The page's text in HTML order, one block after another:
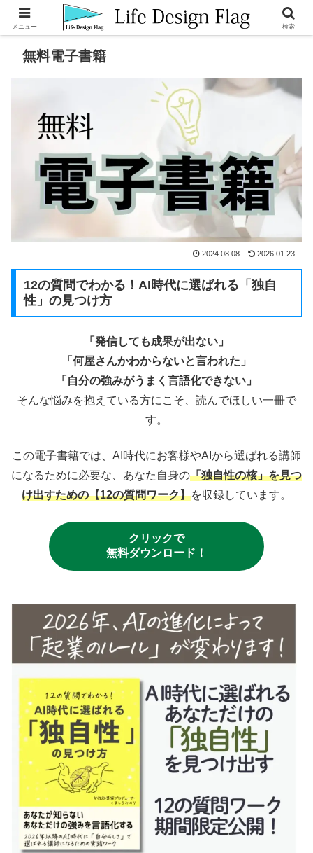
無料電子書籍
2024.08.08 2026.01.23
12の質問でわかる！AI時代に選ばれる「独自
性」の見つけ方
「発信しても成果が出ない」
「何屋さんかわからないと言われた」
「自分の強みがうまく言語化できない」
そんな悩みを抱えている方にこそ、読んでほしい一冊で
す。
この電子書籍では、AI時代にお客様やAIから選ばれる講師
になるために必要な、あなた自身の「独自性の核」を見つ
け出すための【12の質問ワーク】を収録しています。
クリックで
無料ダウンロード！
メニュー 検索